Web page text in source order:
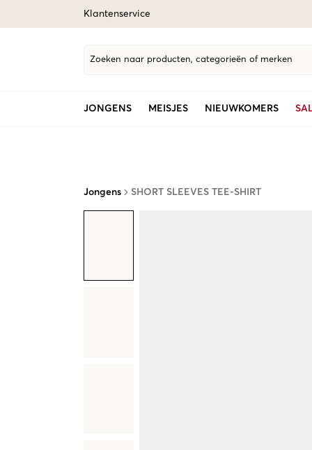
Klantenservice
Zoeken naar producten, categorieën of merken
JONGENS MEISJES NIEUWKOMERS
Jongens SHORT SLEEVES TEE-SHIRT